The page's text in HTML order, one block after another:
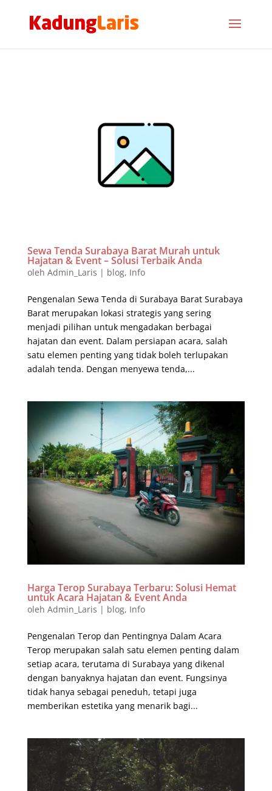
Sewa Tenda Surabaya Barat Murah untuk
Hajatan & Event – Solusi Terbaik Anda
oleh Admin_Laris | blog, Info
Pengenalan Sewa Tenda di Surabaya Barat Surabaya
Barat merupakan lokasi strategis yang sering
menjadi pilihan untuk mengadakan berbagai
hajatan dan event. Dalam persiapan acara, salah
satu elemen penting yang tidak boleh terlupakan
adalah tenda. Dengan menyewa tenda,...
Harga Terop Surabaya Terbaru: Solusi Hemat
untuk Acara Hajatan & Event Anda
oleh Admin_Laris | blog, Info
Pengenalan Terop dan Pentingnya Dalam Acara
Terop merupakan salah satu elemen penting dalam
setiap acara, terutama di Surabaya yang dikenal
dengan banyaknya hajatan dan event. Fungsinya
tidak hanya sebagai peneduh, tetapi juga
memberikan estetika yang menarik bagi...